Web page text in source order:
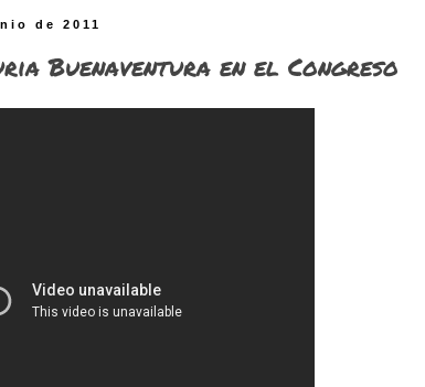
de 2011
Buenaventura en el Congreso